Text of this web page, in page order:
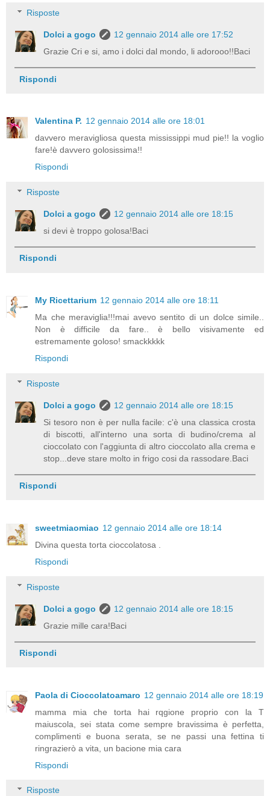
Risposte
Dolci a gogo
12 gennaio 2014 alle ore 17:52
Grazie Cri e si, amo i dolci dal mondo, li adorooo!!Baci
Rispondi
Valentina P. 12 gennaio 2014 alle ore 18:01
davvero meravigliosa questa mississippi mud pie!! la voglio
fare!è davvero golosissima!!
Rispondi
Risposte
Dolci a gogo
12 gennaio 2014 alle ore 18:15
si devi è troppo golosa!Baci
Rispondi
My Ricettarium 12 gennaio 2014 alle ore 18:11
Ma che meraviglia!!!mai avevo sentito di un dolce simile..
Non è difficile da fare.. è bello visivamente ed
estremamente goloso! smackkkkk
Rispondi
Risposte
Dolci a gogo
12 gennaio 2014 alle ore 18:15
Si tesoro non è per nulla facile: c'è una classica crosta
di biscotti, all'interno una sorta di budino/crema al
cioccolato con l'aggiunta di altro cioccolato alla crema e
stop...deve stare molto in frigo cosi da rassodare.Baci
Rispondi
sweetmiaomiao 12 gennaio 2014 alle ore 18:14
Divina questa torta cioccolatosa .
Rispondi
Risposte
Dolci a gogo
12 gennaio 2014 alle ore 18:15
Grazie mille cara!Baci
Rispondi
Paola di Cioccolatoamaro 12 gennaio 2014 alle ore 18:19
mamma mia che torta hai rqgione proprio con la T
maiuscola, sei stata come sempre bravissima è perfetta,
complimenti e buona serata, se ne passi una fettina ti
ringrazierò a vita, un bacione mia cara
Rispondi
Risposte